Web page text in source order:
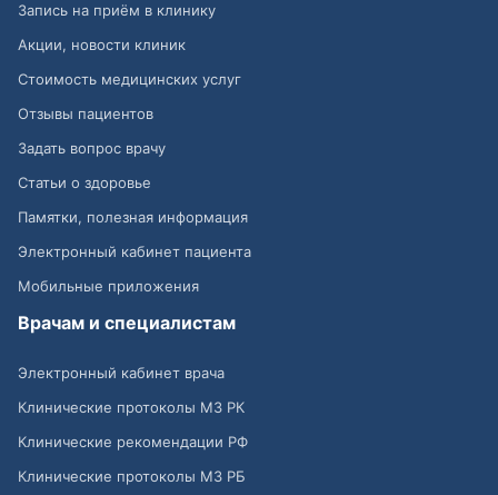
Запись на приём в клинику
Акции, новости клиник
Стоимость медицинских услуг
Отзывы пациентов
Задать вопрос врачу
Статьи о здоровье
Памятки, полезная информация
Электронный кабинет пациента
Мобильные приложения
Врачам и специалистам
Электронный кабинет врача
Клинические протоколы МЗ РК
Клинические рекомендации РФ
Клинические протоколы МЗ РБ